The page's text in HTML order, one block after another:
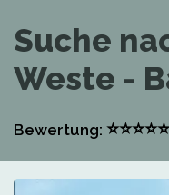
Suche
Weste -
Bewertung: ⭐⭐⭐⭐⭐